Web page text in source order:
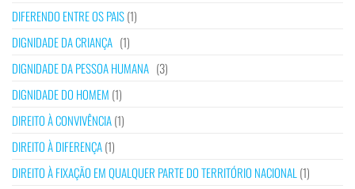
DIFERENDO ENTRE OS PAIS(1)
DIGNIDADE DA CRIANÇA (1)
DIGNIDADE DA PESSOA HUMANA (3)
DIGNIDADE DO HOMEM (1)
DIREITO À CONVIVÊNCIA(1)
DIREITO À DIFERENÇA(1)
DIREITO À FIXAÇÃO EM QUALQUER PARTE DO TERRITÓRIO NACIONAL (1)